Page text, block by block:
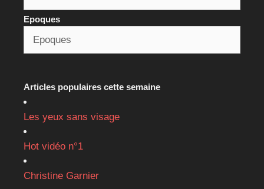
Epoques
Articles populaires cette semaine
Les yeux sans visage
Hot vidéo n°1
Christine Garnier